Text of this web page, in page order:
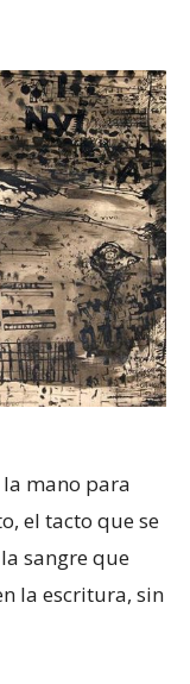
la mano para
el tacto que se
sangre que
la escritura, sin